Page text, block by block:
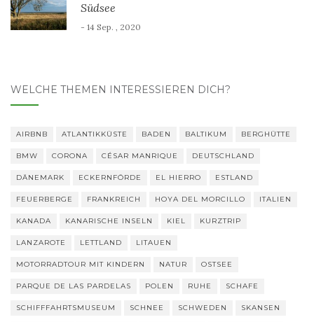
Südsee
- 14 Sep. , 2020
WELCHE THEMEN INTERESSIEREN DICH?
AIRBNB ATLANTIKKÜSTE BADEN BALTIKUM BERGHÜTTE
BMW CORONA CÉSAR MANRIQUE DEUTSCHLAND
DÄNEMARK ECKERNFÖRDE EL HIERRO ESTLAND
FEUERBERGE FRANKREICH HOYA DEL MORCILLO ITALIEN
KANADA KANARISCHE INSELN KIEL KURZTRIP
LANZAROTE LETTLAND LITAUEN
MOTORRADTOUR MIT KINDERN NATUR OSTSEE
PARQUE DE LAS PARDELAS POLEN RUHE SCHAFE
SCHIFFFAHRTSMUSEUM SCHNEE SCHWEDEN SKANSEN